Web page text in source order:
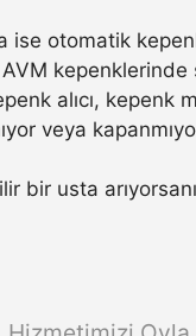
ise otomatik
kepenklerinde
alıcı, kepenk
veya
bir usta